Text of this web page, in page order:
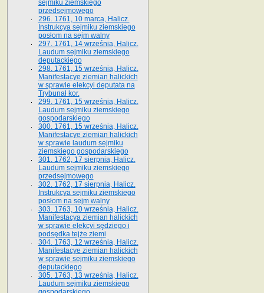
sejmiku ziemskiego
przedsejmowego
296. 1761, 10 marca, Halicz.
Instrukcya sejmiku ziemskiego
posłom na sejm walny
297. 1761, 14 września, Halicz.
Laudum sejmiku ziemskiego
deputackiego
298. 1761, 15 września, Halicz.
Manifestacye ziemian halickich
w sprawie elekcyi deputata na
Trybunał kor.
299. 1761, 15 września, Halicz.
Laudum sejmiku ziemskiego
gospodarskiego
300. 1761, 15 września, Halicz.
Manifestacye ziemian halickich
w sprawie laudum sejmiku
ziemskiego gospodarskiego
301. 1762, 17 sierpnia, Halicz.
Laudum sejmiku ziemskiego
przedsejmowego
302. 1762, 17 sierpnia, Halicz.
Instrukcya sejmiku ziemskiego
posłom na sejm walny
303. 1763, 10 września, Halicz.
Manifestacya ziemian halickich
w sprawie elekcyi sędziego i
podsędka tejże ziemi
304. 1763, 12 września, Halicz.
Manifestacye ziemian halickich
w sprawie sejmiku ziemskiego
deputackiego
305. 1763, 13 września, Halicz.
Laudum sejmiku ziemskiego